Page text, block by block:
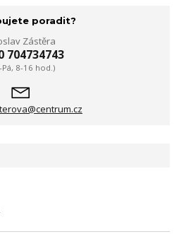
poradit?
Zástěra
704734743
Pá, 8-16 hod.)